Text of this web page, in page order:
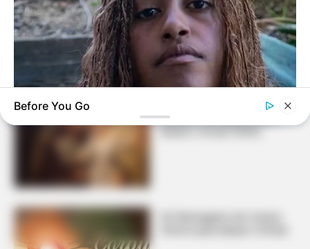
Namorados: 39 Ideias pra
Você Fazer em Casa
Antônio: 40 Opções para
Malia Obama's Transformation Is A Sight To See
Before You Go